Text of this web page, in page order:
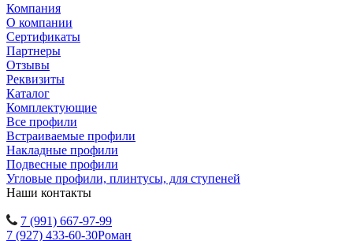
Компания
О компании
Сертификаты
Партнеры
Отзывы
Реквизиты
Каталог
Комплектующие
Все профили
Встраиваемые профили
Накладные профили
Подвесные профили
Угловые профили, плинтусы, для ступеней
Наши контакты
7 (991) 667-97-99
7 (927) 433-60-30Роман